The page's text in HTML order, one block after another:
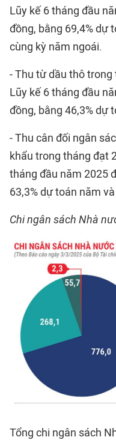
Lũy kế 6 tháng đầu
đồng, bằng 69,4% dự
cùng kỳ năm ngoái.
- Thu từ dầu thô
Lũy kế 6 tháng đầu
đồng, bằng 46,3% dự
- Thu cân đối ngân
khẩu trong tháng đạt
tháng đầu năm 2025
63,3% dự toán năm
Chi ngân sách Nhà
Tổng chi ngân sách